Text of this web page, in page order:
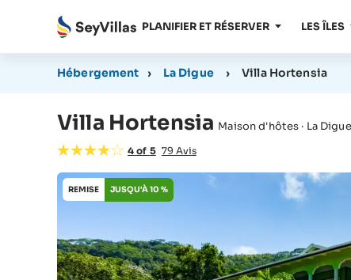
PLANIFIER ET RÉSERVER LES ÎLES
Hébergement › La Digue › Villa Hortensia
Villa Hortensia Maison d'hôtes · La Digue
4 of 5 79 Avis
REMISE JUSQU'À 10 %